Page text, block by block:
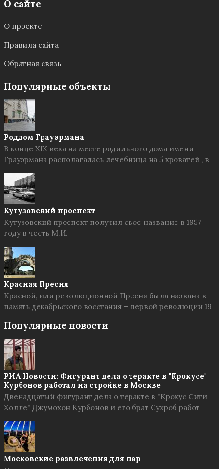
О сайте
О проекте
Правила сайта
Обратная связь
Популярные объекты
Роддом Грауэрмана
В конце XIX века на месте родильного дома имени
Грауэрмана располагалась лечебница на 5 кроватей , в
Кутузовский проспект
Кутузовский проспект получил свое название в 1957
году в честь М.И.
Красная Пресня
Красной, или революционной Пресня была названа в
память декабрьского восстания – первой революции 19
Популярные новости
РИА Новости: Фигурант дела о теракте в "Крокусе"
Курбонов работал на стройке в Москве
Двенадцатый фигурант дела о теракте в "Крокус Сити
Холле" Джумохон Курбонов и его брат Сухроб работ
Московские развлечения для пар